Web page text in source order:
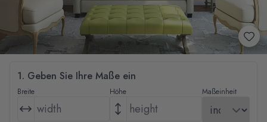
1. Geben Sie Ihre Maße ein
Breite Höhe Maßeinheit